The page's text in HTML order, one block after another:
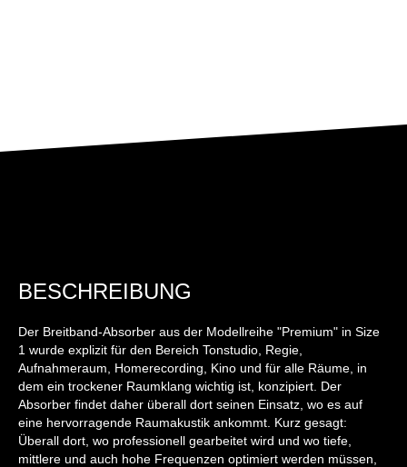
BESCHREIBUNG
Der Breitband-Absorber aus der Modellreihe "Premium" in Size
1 wurde explizit für den Bereich Tonstudio, Regie,
Aufnahmeraum, Homerecording, Kino und für alle Räume, in
dem ein trockener Raumklang wichtig ist, konzipiert. Der
Absorber findet daher überall dort seinen Einsatz, wo es auf
eine hervorragende Raumakustik ankommt. Kurz gesagt:
Überall dort, wo professionell gearbeitet wird und wo tiefe,
mittlere und auch hohe Frequenzen optimiert werden müssen,